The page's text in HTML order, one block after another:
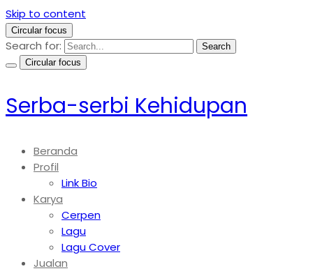
Skip to content
Circular focus
Search for:
Search
Circular focus
Serba-serbi Kehidupan
Beranda
Profil
Link Bio
Karya
Cerpen
Lagu
Lagu Cover
Jualan